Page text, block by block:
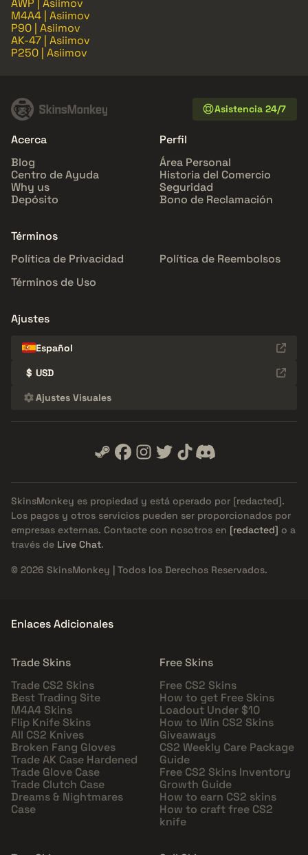
AWP | Asiimov
M4A4 | Asiimov
P90 | Asiimov
AK-47 | Asiimov
P250 | Asiimov
Asistencia 24/7
Acerca
Blog
Centro de Ayuda
Why us
Depósito
Perfil
Área Personal
Historia del Comercio
Seguridad
Bono de Reclamación
Términos
Política de Privacidad
Política de Reembolsos
Términos de Uso
Ajustes
Español
$ USD
Ajustes Visuales
SkinsMonkey es propiedad y está operado por [redacted].
Los pagos y otros servicios pueden ser proporcionados por
empresas externas. Contacte con nosotros en [redacted] o a
través de Live Chat.
© 2026 SkinsMonkey | Todos los Derechos Reservados.
Enlaces Adicionales
Trade Skins
Trade CS2 Skins
Best Trading Site
M4A4 Skins
Flip Knife Skins
All CS2 Knives
Broken Fang Gloves
Trade AK Case Hardened
Trade Glove Case
Trade Clutch Case
Dreams & Nightmares
Case
Free Skins
Free CS2 Skins
How to get Free Skins
Loadout Under $10
How to Win CS2 Skins
Giveaways
CS2 Weekly Care Package
Guide
Free CS2 Skins Inventory
Growth Guide
How to earn CS2 skins
How to craft free CS2
knife